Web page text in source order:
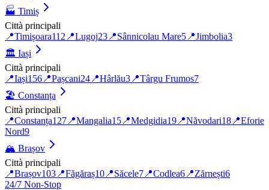
🏭 Timiș
Città principali
📍Timișoara112 📍Lugoj23 📍Sânnicolau Mare5 📍Jimbolia3
🏛️ Iași
Città principali
📍Iași156 📍Pașcani24 📍Hârlău3 📍Târgu Frumos7
🏖️ Constanța
Città principali
📍Constanța127 📍Mangalia15 📍Medgidia19 📍Năvodari18 📍Eforie
Nord9
🏔️ Brașov
Città principali
📍Brașov103 📍Făgăraș10 📍Săcele7 📍Codlea6 📍Zărnești6
24/7 Non-Stop